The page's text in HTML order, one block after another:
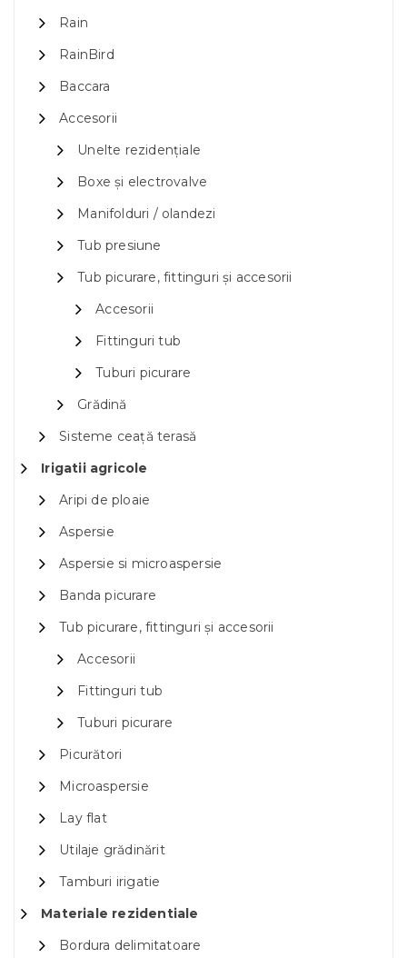
Rain
RainBird
Baccara
Accesorii
Unelte rezidențiale
Boxe și electrovalve
Manifolduri / olandezi
Tub presiune
Tub picurare, fittinguri și accesorii
Accesorii
Fittinguri tub
Tuburi picurare
Grădină
Sisteme ceață terasă
Irigatii agricole
Aripi de ploaie
Aspersie
Aspersie si microaspersie
Banda picurare
Tub picurare, fittinguri și accesorii
Accesorii
Fittinguri tub
Tuburi picurare
Picurători
Microaspersie
Lay flat
Utilaje grădinărit
Tamburi irigatie
Materiale rezidentiale
Bordura delimitatoare